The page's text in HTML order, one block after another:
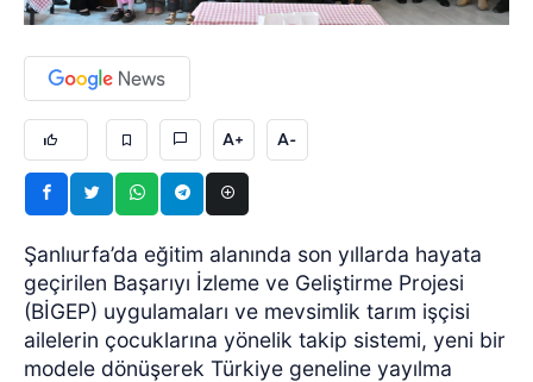
A+ A-
Şanlıurfa’da eğitim alanında son yıllarda hayata
geçirilen Başarıyı İzleme ve Geliştirme Projesi
(BİGEP) uygulamaları ve mevsimlik tarım işçisi
ailelerin çocuklarına yönelik takip sistemi, yeni bir
modele dönüşerek Türkiye geneline yayılma